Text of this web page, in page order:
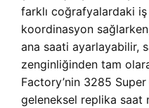
farklı coğrafyalardaki iş
koordinasyon
ana saati ayarlayabilir,
zenginliğinden tam
Factory’nin 3285
geleneksel replika saat